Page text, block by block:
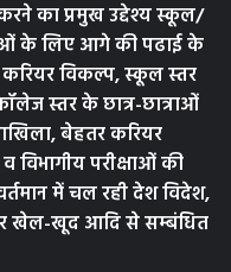
करने का प्रमुख उद्देश्य स्कूल/
के लिए आगे की पढाई के
करियर विकल्प, स्कूल स्तर
स्तर के छात्र-छात्राओं
बेहतर करियर
विभागीय परीक्षाओं की
में चल रही देश विदेश,
और खेल-खूद आदि से सम्बंधित